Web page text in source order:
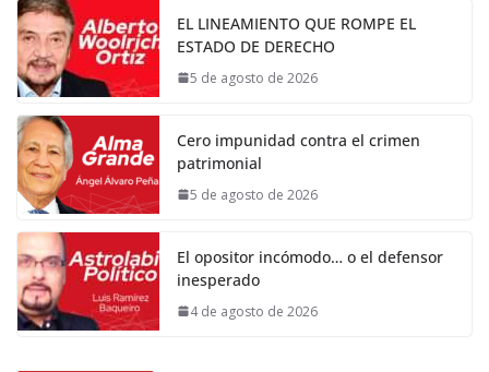
EL LINEAMIENTO QUE ROMPE EL
ESTADO DE DERECHO
5 de agosto de 2026
Cero impunidad contra el crimen
patrimonial
5 de agosto de 2026
El opositor incómodo… o el defensor
inesperado
4 de agosto de 2026